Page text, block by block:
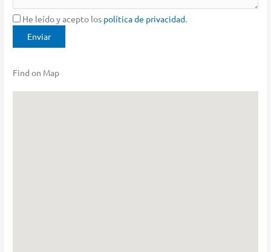
He leído y acepto los política de privacidad.
Find on Map